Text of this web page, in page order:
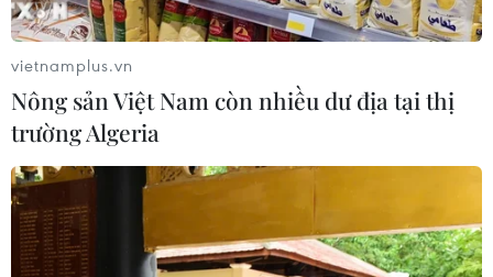
dầu diesel giảm 11 đồng/lít; dầu hỏa giảm 198 đồng/lít
và dầu mazut giảm 275 đồng/kg.
vietnamplus.vn
Nông sản Việt Nam còn nhiều dư địa tại thị
trường Algeria